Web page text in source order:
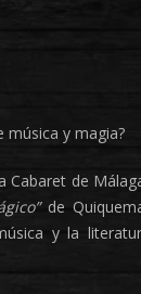
música y magia?
Cabaret de
de
y la